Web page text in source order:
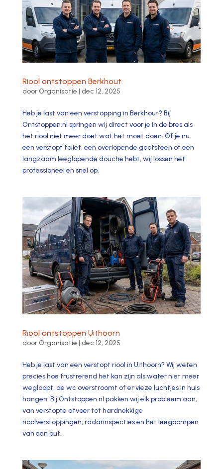
Riool ontstoppen Berkhout
door Organisatie | dec 12, 2025
Heb je last van een verstopping in Berkhout? Bij
Ontstoppen.​nl springen wij direct voor je in de bres als
het riool niet meer doet wat het moet doen.​ Of je nu
een verstopt toilet, een overlopende gootsteen of een
langzaam leeglopende douche hebt, wij lossen het
professioneel en snel op.​
Riool ontstoppen Uithoorn
door Organisatie | dec 12, 2025
Heb je last van een verstopt riool in Uithoorn? Wij weten
precies hoe frustrerend het kan zijn als water niet meer
wegloopt, de wc overstroomt of er vieze luchtjes in huis
hangen.​ Bij Ontstoppen.​nl pakken wij elk probleem aan,
van verstopte afvoer tot hardnekkige
rioolverstoppingen, radarinspecties en het leegpompen
van een put.​